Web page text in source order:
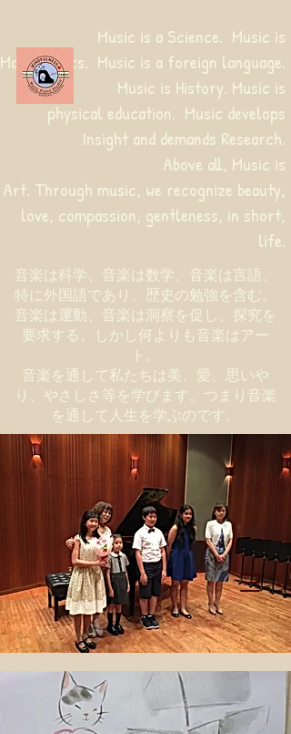
音楽は科学、音楽は数学、音楽は言語、
特に外国語であり、歴史の勉強を含む。
音楽は運動、音楽は洞察を促し、探究を
要求する。しかし何よりも音楽はアー
ト。
音楽を通して私たちは美、愛、思いや
り、やさしさ等を学びます。つまり音楽
を通して人生を学ぶのです。
Music is a Science. Music is
Mathematics. Music is a foreign language.
Music is History. Music is
physical education. Music develops
Insight and demands Research.
Above all, Music is
Art. Through music, we recognize beauty,
love, compassion, gentleness, in short,
life.